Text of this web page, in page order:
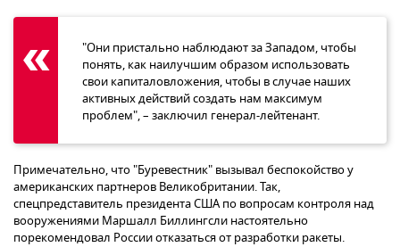
"Они пристально наблюдают за Западом, чтобы
понять, как наилучшим образом использовать
свои капиталовложения, чтобы в случае наших
активных действий создать нам максимум
проблем", – заключил генерал-лейтенант.
Примечательно, что "Буревестник" вызывал беспокойство у
американских партнеров Великобритании. Так,
спецпредставитель президента США по вопросам контроля над
вооружениями Маршалл Биллингсли настоятельно
порекомендовал России отказаться от разработки ракеты.